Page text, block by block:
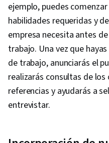
ejemplo, puedes
habilidades requeridas y
empresa necesita antes
trabajo. Una vez que
de trabajo, anunciarás el
realizarás consultas de
referencias y ayudarás a
entrevistar.